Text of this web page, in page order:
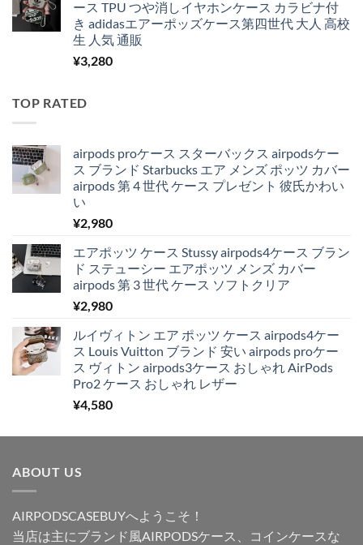
ース TPU つや消しイヤホンケース カラビナ付
き adidasエアーポッズケース第四世代 大人 高校
生 人気 通販
¥3,280
TOP RATED
airpods proケース スターバックス airpodsケー
ス ブランド Starbucks エア メンズ ポッツ カバー
airpods 第 4 世代 ケース プレゼント 彼氏かわい
い
¥2,980
エアポッツ ケース Stussy airpods4ケース ブラン
ド ステューシー エアポッツ メンズ カバー
airpods 第 3 世代 ケース ソフトクリア
¥2,980
ルイヴィトン エア ポッツ ケース airpods4ケー
ス Louis Vuitton ブランド 安い airpods proケー
ス ヴィトン airpods3ケース おしゃれ AirPods
Pro2 ケース おしゃれ レザー
¥4,580
ABOUT US
AIRPODSCASEBUYへようこそ！
当店は主にブランド風AIRPODSケース、コインケースな